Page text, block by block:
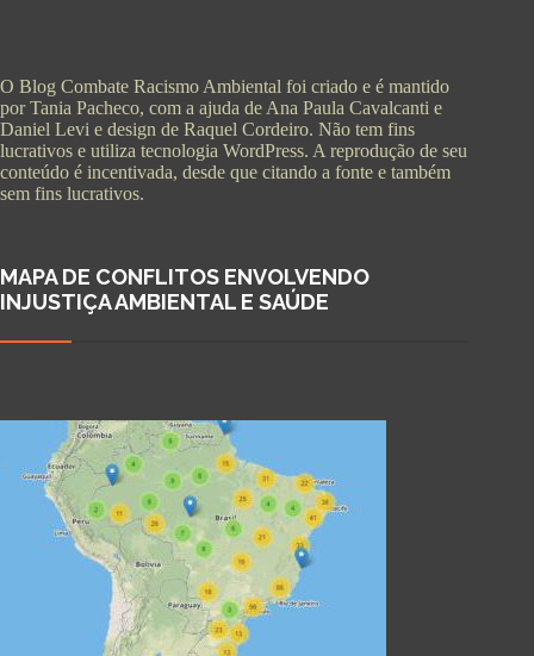
O Blog Combate Racismo Ambiental foi criado e é mantido
por Tania Pacheco, com a ajuda de Ana Paula Cavalcanti e
Daniel Levi e design de Raquel Cordeiro. Não tem fins
lucrativos e utiliza tecnologia WordPress. A reprodução de seu
conteúdo é incentivada, desde que citando a fonte e também
sem fins lucrativos.
MAPA DE CONFLITOS ENVOLVENDO
INJUSTIÇA AMBIENTAL E SAÚDE